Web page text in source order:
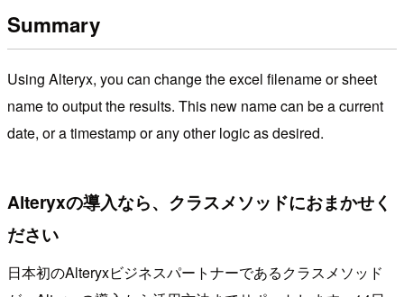
Summary
Using Alteryx, you can change the excel filename or sheet
name to output the results. This new name can be a current
date, or a timestamp or any other logic as desired.
Alteryxの導入なら、クラスメソッドにおまかせく
ださい
日本初のAlteryxビジネスパートナーであるクラスメソッド